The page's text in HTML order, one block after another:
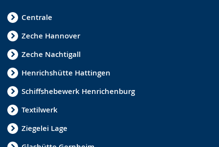
Centrale
Zeche Hannover
Zeche Nachtigall
Henrichshütte Hattingen
Schiffshebewerk Henrichenburg
Textilwerk
Ziegelei Lage